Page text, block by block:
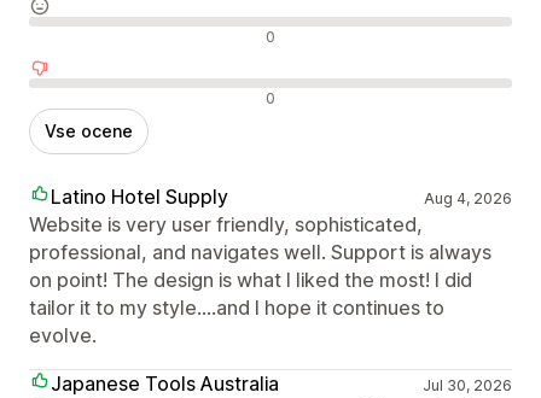
0
0
Vse ocene
Latino Hotel Supply Aug 4, 2026
Website is very user friendly, sophisticated,
professional, and navigates well. Support is always
on point! The design is what I liked the most! I did
tailor it to my style....and I hope it continues to
evolve.
Japanese Tools Australia
Jul 30, 2026